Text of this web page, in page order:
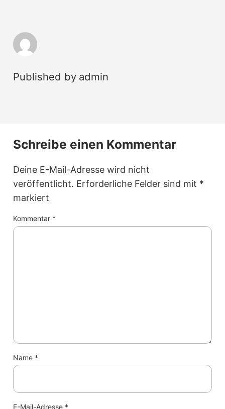
Published by admin
Schreibe einen Kommentar
Deine E-Mail-Adresse wird nicht
veröffentlicht. Erforderliche Felder sind mit *
markiert
Kommentar *
Name *
E-Mail-Adresse *